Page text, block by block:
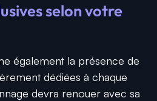
selon votre
également la présence de
dédiées à chaque
devra renouer avec sa